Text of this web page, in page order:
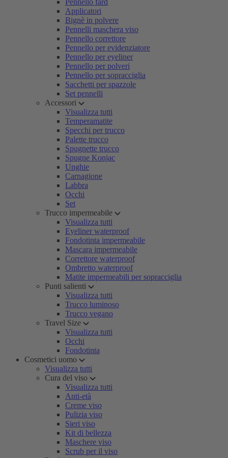
Pennello fard
Applicatori
Bignè in polvere
Pennelli maschera viso
Pennello correttore
Pennello per evidenziatore
Pennello per eyeliner
Pennello per polveri
Pennello per sopracciglia
Sacchetti per spazzole
Set pennelli
Accessori
Visualizza tutti
Temperamatite
Specchi per trucco
Palette trucco
Spugnette trucco
Spugne Konjac
Unghie
Carnagione
Labbra
Occhi
Set
Trucco impermeabile
Visualizza tutti
Eyeliner waterproof
Fondotinta impermeabile
Mascara impermeabile
Correttore waterproof
Ombretto waterproof
Matite impermeabili per sopracciglia
Punti salienti
Visualizza tutti
Trucco luminoso
Trucco vegano
Travel Size
Visualizza tutti
Occhi
Fondotinta
Cosmetici uomo
Visualizza tutti
Cura del viso
Visualizza tutti
Anti-età
Creme viso
Pulizia viso
Sieri viso
Kit di bellezza
Maschere viso
Scrub per il viso